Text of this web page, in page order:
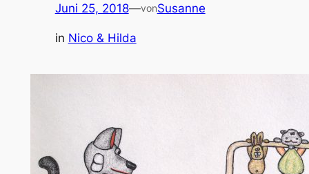
Juni 25, 2018—vonSusanne
in Nico & Hilda